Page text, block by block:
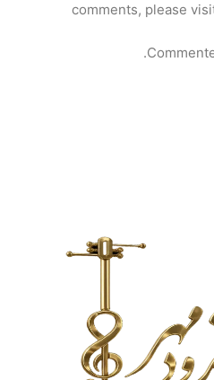
comments, please
.